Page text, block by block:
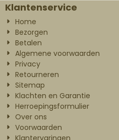
Klantenservice
Home
Bezorgen
Betalen
Algemene voorwaarden
Privacy
Retourneren
Sitemap
Klachten en Garantie
Herroepingsformulier
Over ons
Voorwaarden
Klantervaringen